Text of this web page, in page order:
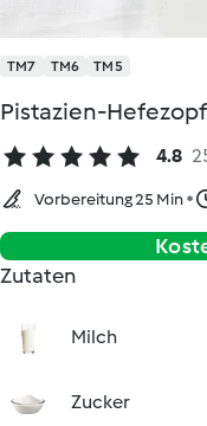
TM7 TM6 TM5
Pistazien-Hefezopf
4.8
Vorbereitung 25 Min
Zutaten
Milch
Zucker